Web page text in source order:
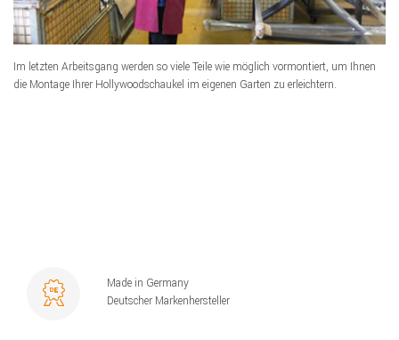
Im letzten Arbeitsgang werden so viele Teile wie möglich vormontiert, um Ihnen
die Montage Ihrer Hollywoodschaukel im eigenen Garten zu erleichtern.
Made in Germany
Deutscher Markenhersteller